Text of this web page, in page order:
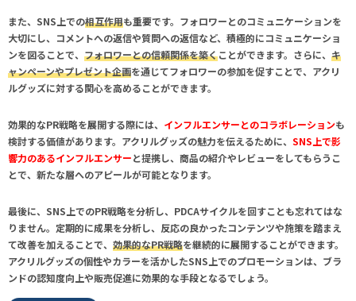
また、SNS上での相互作用も重要です。フォロワーとのコミュニケーションを
大切にし、コメントへの返信や質問への返信など、積極的にコミュニケーショ
ンを図ることで、 フォロワーとの信頼関係を築くことができます。さらに、 キ
ャンペーンやプレゼント企画を通じてフォロワーの参加を促すことで、アクリ
ルグッズに対する関心を高めることができます。
効果的なPR戦略を展開する際には、 インフルエンサーとのコラボレーションも
検討する価値があります。アクリルグッズの魅力を伝えるために、 SNS上で影
響力のあるインフルエンサーと提携し、商品の紹介やレビューをしてもらうこ
とで、新たな層へのアピールが可能となります。
最後に、SNS上でのPR戦略を分析し、 PDCAサイクルを回すことも忘れてはな
りません。定期的に成果を分析し、反応の良かったコンテンツや施策を踏まえ
て改善を加えることで、 効果的なPR戦略を継続的に展開することができます。
アクリルグッズの個性やカラーを活かしたSNS上でのプロモーションは、ブラ
ンドの認知度向上や販売促進に効果的な手段となるでしょう。